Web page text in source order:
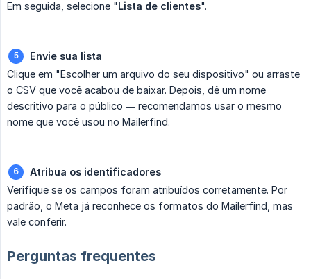
Em seguida, selecione "Lista de clientes".
Envie sua lista
Clique em "Escolher um arquivo do seu dispositivo" ou arraste
o CSV que você acabou de baixar. Depois, dê um nome
descritivo para o público — recomendamos usar o mesmo
nome que você usou no Mailerfind.
Atribua os identificadores
Verifique se os campos foram atribuídos corretamente. Por
padrão, o Meta já reconhece os formatos do Mailerfind, mas
vale conferir.
Perguntas frequentes